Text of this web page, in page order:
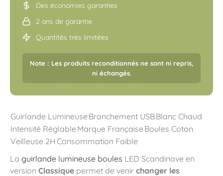
Des économies garanties
2 ans de garantie
Quantités très limitées
Note : Les produits reconditionnés ne sont ni repris,
ni échangés.
Guirlande Lumineuse Branchement USBBlanc Chaud
Intensité Réglable Marque Française Boules Coton
Veilleuse 2H Consommation Faible
La guirlande lumineuse boules LED Scandinave en
version Classique permet de venir changer les